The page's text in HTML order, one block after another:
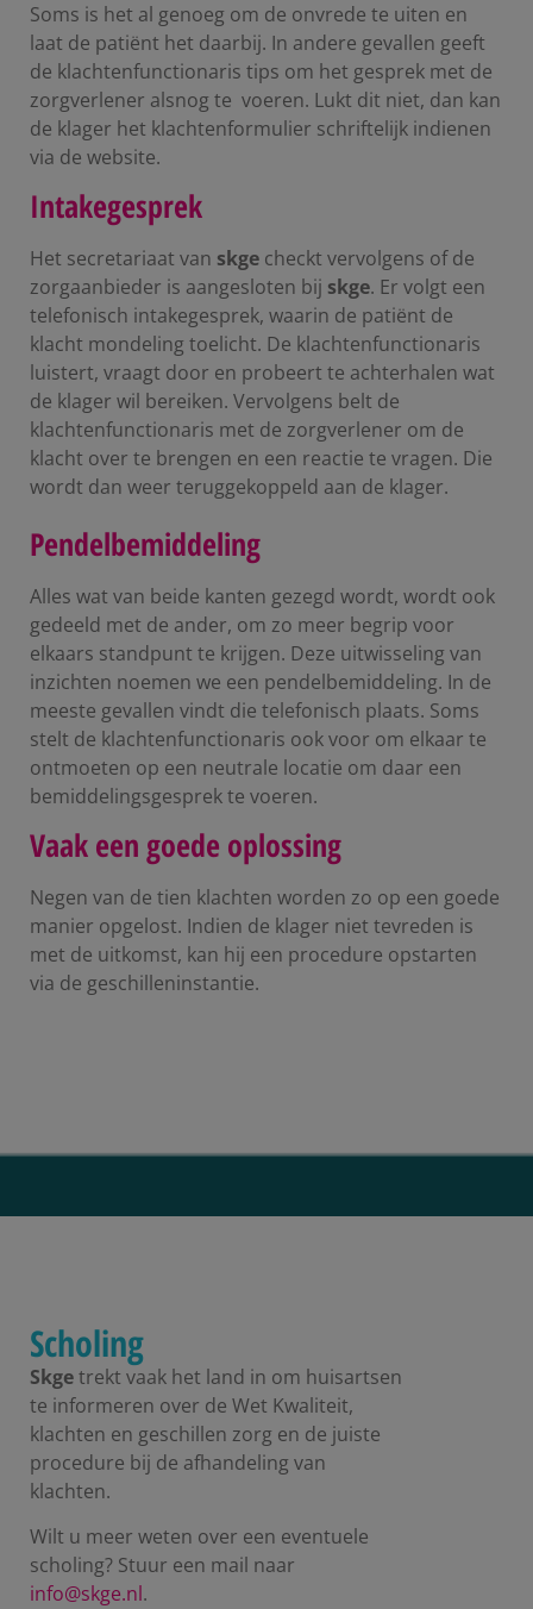
Soms is het al genoeg om de onvrede te uiten en
laat de patiënt het daarbij. In andere gevallen geeft
de klachtenfunctionaris tips om het gesprek met de
zorgverlener alsnog te voeren. Lukt dit niet, dan kan
de klager het klachtenformulier schriftelijk indienen
via de website.
Intakegesprek
Het secretariaat van skge checkt vervolgens of de
zorgaanbieder is aangesloten bij skge. Er volgt een
telefonisch intakegesprek, waarin de patiënt de
klacht mondeling toelicht. De klachtenfunctionaris
luistert, vraagt door en probeert te achterhalen wat
de klager wil bereiken. Vervolgens belt de
klachtenfunctionaris met de zorgverlener om de
klacht over te brengen en een reactie te vragen. Die
wordt dan weer teruggekoppeld aan de klager.
Pendelbemiddeling
Alles wat van beide kanten gezegd wordt, wordt ook
gedeeld met de ander, om zo meer begrip voor
elkaars standpunt te krijgen. Deze uitwisseling van
inzichten noemen we een pendelbemiddeling. In de
meeste gevallen vindt die telefonisch plaats. Soms
stelt de klachtenfunctionaris ook voor om elkaar te
ontmoeten op een neutrale locatie om daar een
bemiddelingsgesprek te voeren.
Vaak een goede oplossing
Negen van de tien klachten worden zo op een goede
manier opgelost. Indien de klager niet tevreden is
met de uitkomst, kan hij een procedure opstarten
via de geschilleninstantie.
Scholing
Skgetrekt vaak het land in om huisartsen
te informeren over de Wet Kwaliteit,
klachten en geschillen zorg en de juiste
procedure bij de afhandeling van
klachten.
Wilt u meer weten over een eventuele
scholing? Stuur een mail naar
info@skge.nl.